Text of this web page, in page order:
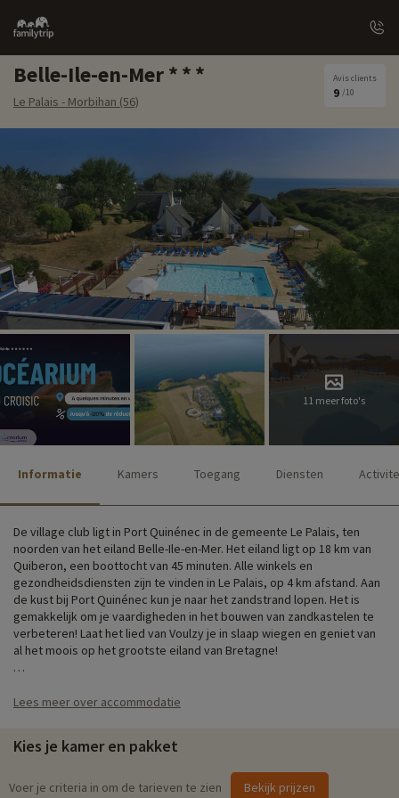
Family
trip
Belle-Ile-en-Mer
Le Palais - Morbihan (56)
Avis clients
9 /10
11 meer foto's
Informatie Kamers Toegang Diensten
De village club ligt in Port Quinénec in de gemeente Le Palais, ten
noorden van het eiland Belle-Ile-en-Mer. Het eiland ligt op 18 km van
Quiberon, een boottocht van 45 minuten. Alle winkels en
gezondheidsdiensten zijn te vinden in Le Palais, op 4 km afstand. Aan
de kust bij Port Quinénec kun je naar het zandstrand lopen. Het is
gemakkelijk om je vaardigheden in het bouwen van zandkastelen te
verbeteren! Laat het lied van Voulzy je in slaap wiegen en geniet van
al het moois op het grootste eiland van Bretagne!
De Village Club bestaat uit geschakelde bungalows op een
natuurterrein van 16 hectare met uitzicht op zee en een baai met fijn
zand. Deze vakantiewoningen bieden een comfortabele
Lees meer over accommodatie
Kies je kamer en pakket
Voer je criteria in om de tarieven te zien Bekijk prijzen